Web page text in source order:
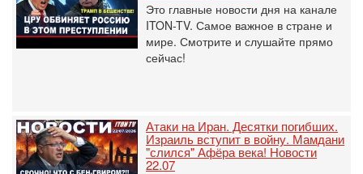
Это главные новости дня на канале
ITON-TV. Самое важное в стране и
мире. Смотрите и слушайте прямо
сейчас!
Атаки на Иран. Десятки погибших.
Израиль вступит в войну. Мамдани
"слился" Афёра века! Новости
22.07